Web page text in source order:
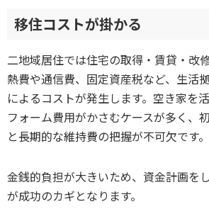
移住コストが掛かる
二地域居住では住宅の取得・賃貸・改
熱費や通信費、固定資産税など、生活
によるコストが発生します。空き家を
フォーム費用がかさむケースが多く、
と長期的な維持費の把握が不可欠です。
金銭的負担が大きいため、資金計画を
が成功のカギとなります。